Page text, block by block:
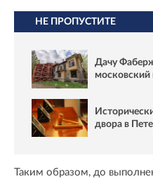
НЕ ПРОПУСТИТЕ
Дачу
московский
двора в
Таким образом, до